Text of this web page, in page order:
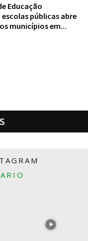
Educação
públicas abre
municípios em...